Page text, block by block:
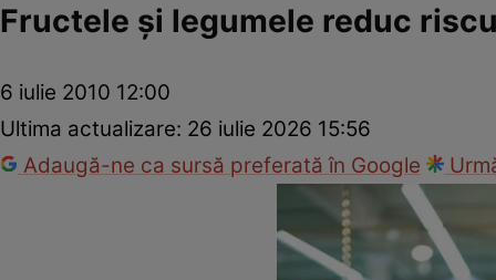
Fructele şi legumele reduc
6 iulie 2010 12:00
Ultima actualizare: 26 iulie 2026 15:56
Adaugă-ne ca sursă preferată în Google